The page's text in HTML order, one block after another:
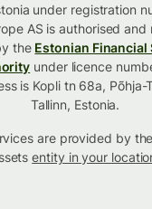
under registration
AS is authorised
the Estonian
under licence
is Kopli tn 68a, Põhja-
Tallinn, Estonia.
are provided by
entity in your